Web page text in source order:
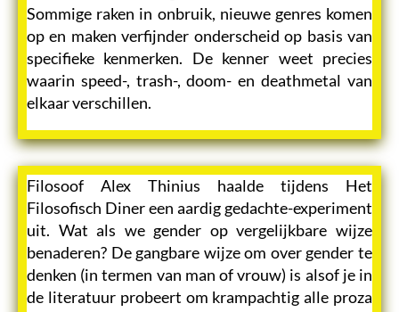
Sommige raken in onbruik, nieuwe genres komen
op en maken verfijnder onderscheid op basis van
specifieke kenmerken. De kenner weet precies
waarin speed-, trash-, doom- en deathmetal van
elkaar verschillen.
Filosoof Alex Thinius haalde tijdens Het
Filosofisch Diner een aardig gedachte-experiment
uit. Wat als we gender op vergelijkbare wijze
benaderen? De gangbare wijze om over gender te
denken (in termen van man of vrouw) is alsof je in
de literatuur probeert om krampachtig alle proza